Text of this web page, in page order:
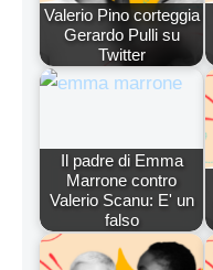
Valerio Pino corteggia
Gerardo Pulli su
Twitter
Il padre di Emma
Marrone contro
Valerio Scanu: E' un
falso